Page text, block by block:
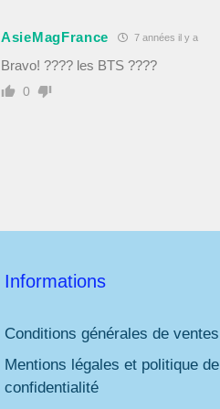
AsieMagFrance 7 années il y a
Bravo! ???? les BTS ????
0
Informations
Conditions générales de ventes
Mentions légales et politique de
confidentialité